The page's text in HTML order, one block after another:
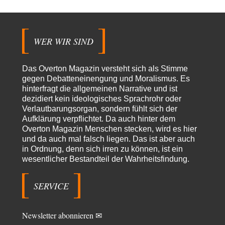
Ich tippe auf die Ukros. Für solche James Bond-Aktionen ist der VS zu
sylvainvor 18 Stunden zu:
Rechts- oder Linksträger?
ist es…
Theo Noestontovor 21 Stunden zu:
Die Westbank in New York
"Das hielt Amerika nicht davon ab, Afghanistan zu besetzen, die
Gesellschaft umzubauen, den Drogenanbau zu…
AeaPvor 22 Stunden zu:
Absurde Debatte um Ceuta-„Invasion“ durch Marokko vertieft
EU-Spaltung
Jetzt versuchen "interessierte Kreise" Georg Restle fertigzumachen, der
Bündnis"…
"Ohne tragfähige Argumentation wirds wohl eher nix mit dem
WER WIR SIND
Das Overton Magazin versteht sich als Stimme
gegen Debatteneinengung und Moralismus. Es
hinterfragt die allgemeinen Narrative und ist
dezidiert kein ideologisches Sprachrohr oder
Verlautbarungsorgan, sondern fühlt sich der
Aufklärung verpflichtet. Da auch hinter dem
Overton Magazin Menschen stecken, wird es hier
und da auch mal falsch liegen. Das ist aber auch
in Ordnung, denn sich irren zu können, ist ein
wesentlicher Bestandteil der Wahrheitsfindung.
SERVICE
Newsletter abonnieren ✉